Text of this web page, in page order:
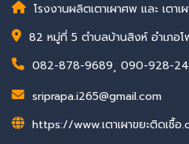
โรงงานผลิตเตาเผาศพ และ เตา
82 หมู่ที่ 5 ตำบลบ้านสิงห์ อำเภอ
082-878-9689, 090-928-
sriprapa.i265@gmail.com
https://www.เตาเผาขยะติดเชื้อ